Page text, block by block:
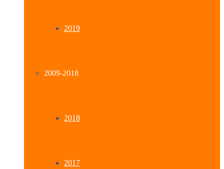
2019
2009-2018
2018
2017